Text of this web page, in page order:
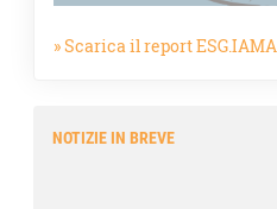
» Scarica il report ESG.IAMA
NOTIZIE IN BREVE